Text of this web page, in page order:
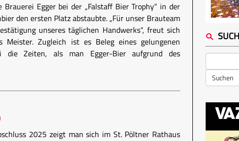
Brauerei Egger bei der „Falstaff Bier Trophy“ in der
den ersten Platz abstaubte. „Für unser Brauteam
unseres täglichen Handwerks“, freut sich
Meister. Zugleich ist es Beleg eines gelungenen
die Zeiten, als man Egger-Bier aufgrund des
2025 zeigt man sich im St. Pöltner Rathaus
Suchen